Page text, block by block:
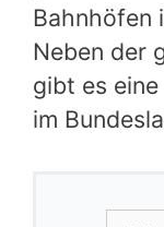
Bahnhöfen
Neben der
gibt es
im